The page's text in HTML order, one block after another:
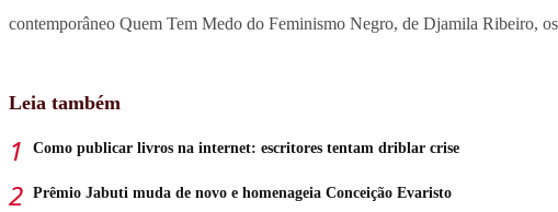
contemporâneo Quem Tem Medo do Feminismo Negro, de Djamila Ribeiro,
Leia também
Como publicar livros na internet: escritores tentam driblar crise
Prêmio Jabuti muda de novo e homenageia Conceição Evaristo